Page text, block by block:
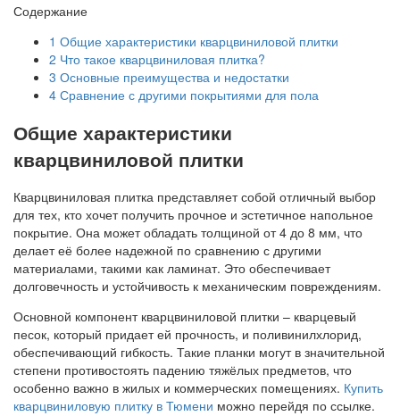
Содержание
1 Общие характеристики кварцвиниловой плитки
2 Что такое кварцвиниловая плитка?
3 Основные преимущества и недостатки
4 Сравнение с другими покрытиями для пола
Общие характеристики
кварцвиниловой плитки
Кварцвиниловая плитка представляет собой отличный выбор
для тех, кто хочет получить прочное и эстетичное напольное
покрытие. Она может обладать толщиной от 4 до 8 мм, что
делает её более надежной по сравнению с другими
материалами, такими как ламинат. Это обеспечивает
долговечность и устойчивость к механическим повреждениям.
Основной компонент кварцвиниловой плитки – кварцевый
песок, который придает ей прочность, и поливинилхлорид,
обеспечивающий гибкость. Такие планки могут в значительной
степени противостоять падению тяжёлых предметов, что
особенно важно в жилых и коммерческих помещениях. Купить
кварцвиниловую плитку в Тюмени можно перейдя по ссылке.